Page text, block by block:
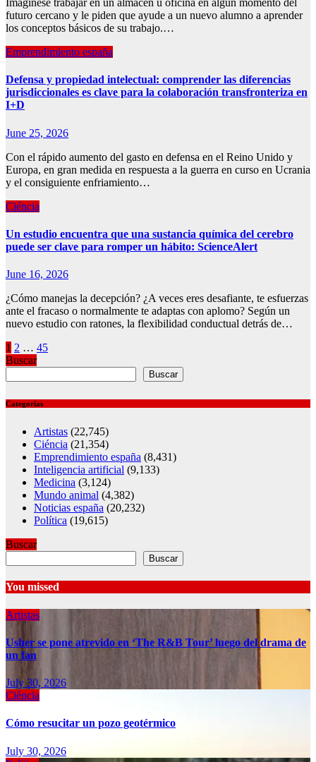
Imagínese trabajar en un almacén u oficina en algún momento del
futuro cercano y le piden que ayude a un nuevo alumno a aprender
los conceptos básicos de su trabajo.…
Emprendimiento españa
Defensa y propiedad intelectual: comprender las diferencias
jurisdiccionales es clave para la colaboración transfronteriza en
I+D
June 25, 2026
Con el rápido aumento del gasto en defensa en el Reino Unido y
Europa, en gran medida en respuesta a la guerra en curso en Ucrania
y el consiguiente enfriamiento…
Ciéncia
Un estudio encuentra que una sustancia química del cerebro
puede ser clave para romper un hábito: ScienceAlert
June 16, 2026
¿Cómo manejas la decepción? ¿A veces eres desafiante, te esfuerzas
ante el fracaso o normalmente te adaptas con aplomo? Según un
nuevo estudio con ratones, la flexibilidad conductual detrás de…
Posts
pagination
1 2 … 45
Buscar
Buscar
Categorías
Artistas (22,745)
Ciéncia (21,354)
Emprendimiento españa (8,431)
Inteligencia artificial (9,133)
Medicina (3,124)
Mundo animal (4,382)
Noticias españa (20,232)
Política (19,615)
Buscar
Buscar
You missed
Artistas
Usher se pone atrevido en ‘The R&B Tour’ luego del drama de
un fan
July 30, 2026
Ciéncia
Cómo resucitar un pozo geotérmico
July 30, 2026